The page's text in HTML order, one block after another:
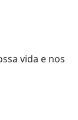
vida e nos